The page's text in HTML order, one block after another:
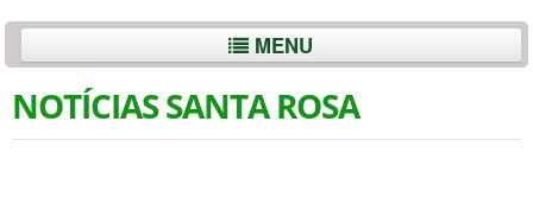
MENU
NOTÍCIAS SANTA ROSA